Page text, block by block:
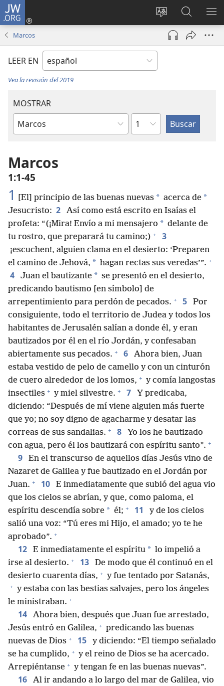
JW.ORG
Cambiar
idioma
del sitio
Iniciar
sesión
(abre
nueva
en
jw.org
Marcos
LEER EN
Vea la revisión del 2019
MOSTRAR
Libro
la
Biblia
Capítulo
Marcos
1:1-45
1 [El] principio de las buenas nuevas * acerca de *
Jesucristo: 2
Así como está escrito en Isaías el
profeta: “(¡Mira! Envío a mi mensajero * delante de
tu rostro, que preparará tu camino;) + 3
¡escuchen!, alguien clama en el desierto: ‘Preparen
el camino de Jehová, * hagan rectas sus veredas’”. +
4 Juan el bautizante * se presentó en el desierto,
predicando bautismo [en símbolo] de
arrepentimiento para perdón de pecados. + 5
Por
consiguiente, todo el territorio de Judea y todos los
habitantes de Jerusalén salían a donde él, y eran
bautizados por él en el río Jordán, y confesaban
abiertamente sus pecados. + 6
Ahora bien, Juan
estaba vestido de pelo de camello y con un cinturón
de cuero alrededor de los lomos, + y comía langostas
insectiles + y miel silvestre. + 7
Y predicaba,
diciendo: “Después de mí viene alguien más fuerte
que yo; no soy digno de agacharme y desatar las
correas de sus sandalias. + 8
Yo los he bautizado
con agua, pero él los bautizará con espíritu santo”. +
9
En el transcurso de aquellos días Jesús vino de
Nazaret de Galilea y fue bautizado en el Jordán por
Juan. + 10
E inmediatamente que subió del agua vio
que los cielos se abrían, y que, como paloma, el
espíritu descendía sobre * él; + 11
y de los cielos
salió una voz: “Tú eres mi Hijo, el amado; yo te he
aprobado”. +
12 E inmediatamente el espíritu * lo impelió a
irse al desierto. + 13
De modo que él continuó en el
desierto cuarenta días, + y fue tentado por Satanás,
+ y estaba con las bestias salvajes, pero los ángeles
le ministraban. +
14
Ahora bien, después que Juan fue arrestado,
Jesús entró en Galilea, + predicando las buenas
nuevas de Dios + 15
y diciendo: “El tiempo señalado
se ha cumplido, + y el reino de Dios se ha acercado.
Arrepiéntanse + y tengan fe en las buenas nuevas”.
16
Al ir andando a lo largo del mar de Galilea, vio